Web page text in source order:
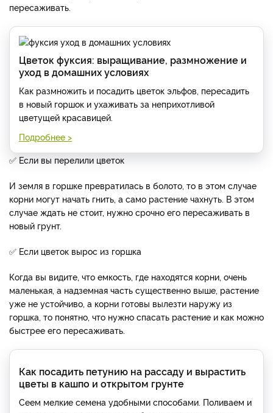
пересаживать.
Цветок фуксия: выращивание, размножение и
уход в домашних условиях
Как размножить и посадить цветок эльфов, пересадить
в новый горшок и ухаживать за неприхотливой
цветущей красавицей.
Подробнее >
✅ Если вы перелили цветок
И земля в горшке превратилась в болото, то в этом случае
корни могут начать гнить, а само растение чахнуть. В этом
случае ждать не стоит, нужно срочно его пересаживать в
новый грунт.
✅ Если цветок вырос из горшка
Когда вы видите, что емкость, где находятся корни, очень
маленькая, а надземная часть существенно выше, растение
уже не устойчиво, а корни готовы вылезти наружу из
горшка, то понятно, что нужно спасать растение и как можно
быстрее его пересаживать.
Как посадить петунию на рассаду и вырастить
цветы в кашпо и открытом грунте
Сеем мелкие семена удобными способами. Поливаем и